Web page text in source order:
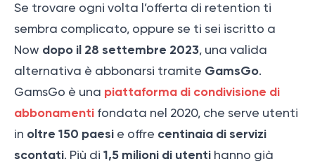
Se trovare ogni volta l’offerta di retention ti
sembra complicato, oppure se ti sei iscritto a
Now dopo il 28 settembre 2023, una valida
alternativa è abbonarsi tramite GamsGo.
GamsGo è una piattaforma di condivisione di
abbonamenti fondata nel 2020, che serve utenti
in oltre 150 paesi e offre centinaia di servizi
scontati. Più di 1,5 milioni di utenti hanno già